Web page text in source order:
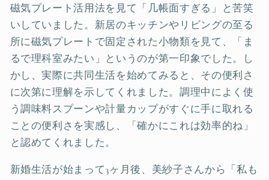
磁気プレート活用法を見て「几帳面すぎる」と苦笑
いしていました。新居のキッチンやリビングの至る
所に磁気プレートで固定された小物類を見て、「ま
るで理科室みたい」というのが第一印象でした。し
かし、実際に共同生活を始めてみると、その便利さ
に次第に理解を示してくれました。調理中によく使
う調味料スプーンや計量カップがすぐに手に取れる
ことの便利さを実感し、「確かにこれは効率的ね」
と認めてくれました。
新婚生活が始まって3ヶ月後、美紗子さんから「私も